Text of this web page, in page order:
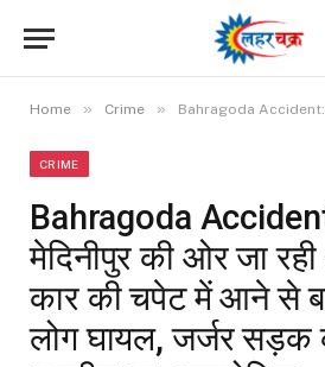
Home » Crime » Bahragoda Accident: जमशेदपुर से मेदिनीपुर की ओर जा रही अनियंत्रित
CRIME
Bahragoda
मेदिनीपुर की ओर जा
कार की चपेट में आने से
लोग घायल, जर्जर